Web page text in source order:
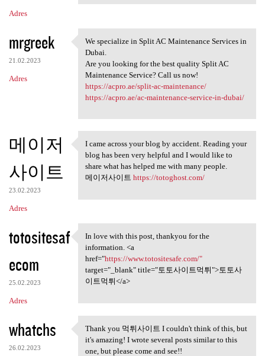
Adres
mrgreek
21.02.2023
Adres
We specialize in Split AC
We specialize in Split AC Maintenance Services in
Dubai.
Are you looking for the best quality Split AC
Maintenance Service? Call us now!
https://acpro.ae/split-ac-maintenance/
https://acpro.ae/ac-maintenance-service-in-dubai/
메이저
사이트
23.02.2023
Adres
I came across your blog by
I came across your blog by accident. Reading your
blog has been very helpful and I would like to
share what has helped me with many people.
메이저사이트 https://totoghost.com/
totositesaf
ecom
25.02.2023
Adres
In love with this post,
In love with this post, thankyou for the
information. <a
href="https://www.totositesafe.com/"
target="_blank" title="토토사이트먹튀">토토사
이트먹튀</a>
whatchs
26.02.2023
Thank you 먹튀사이트 I couldn't
Thank you 먹튀사이트 I couldn't think of this, but
it's amazing! I wrote several posts similar to this
one, but please come and see!!